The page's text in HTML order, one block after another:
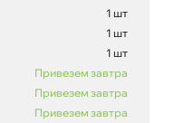
1 шт
1 шт
1 шт
Привезем завтра
Привезем завтра
Привезем завтра